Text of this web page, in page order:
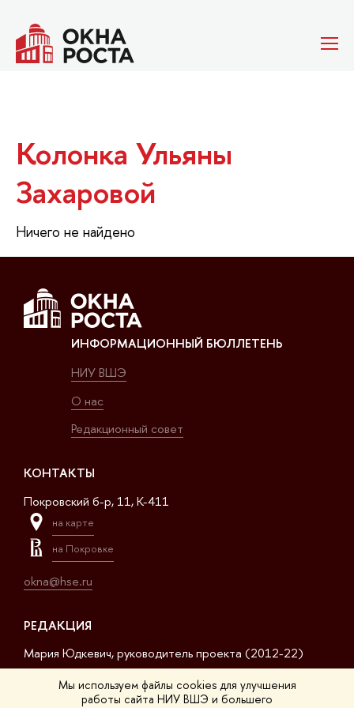
Мы используем файлы cookies для улучшения
работы сайта НИУ ВШЭ и большего
Колонка Ульяны
Захаровой
Ничего не найдено
ИНФОРМАЦИОННЫЙ БЮЛЛЕТЕНЬ
НИУ ВШЭ
О нас
Редакционный совет
КОНТАКТЫ
Покровский б-р, 11, K-411
на карте
на Покровке
okna@hse.ru
РЕДАКЦИЯ
Мария Юдкевич, руководитель проекта (2012-22)
Дмитрий Дагаев, руководитель проекта (2022-23)